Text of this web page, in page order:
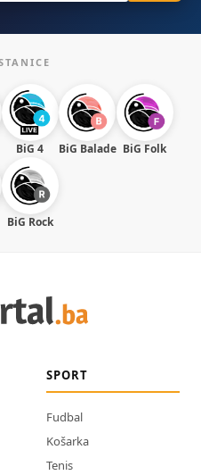
BiG 4 BiG Balade BiG Folk
BiG Rock
SPORT
Fudbal
Košarka
Tenis